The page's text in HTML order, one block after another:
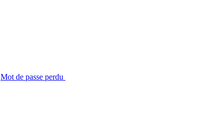
Mot de passe perdu